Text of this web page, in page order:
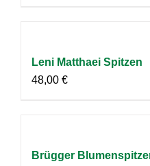
Leni Matthaei Spitzen
48,00 €
Brügger